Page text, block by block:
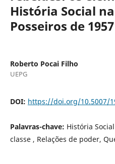
História Social
Posseiros de 1957
Roberto Pocai Filho
UEPG
DOI: https://doi.org/10.5007/
Palavras-chave: História
classe , Relações de poder,